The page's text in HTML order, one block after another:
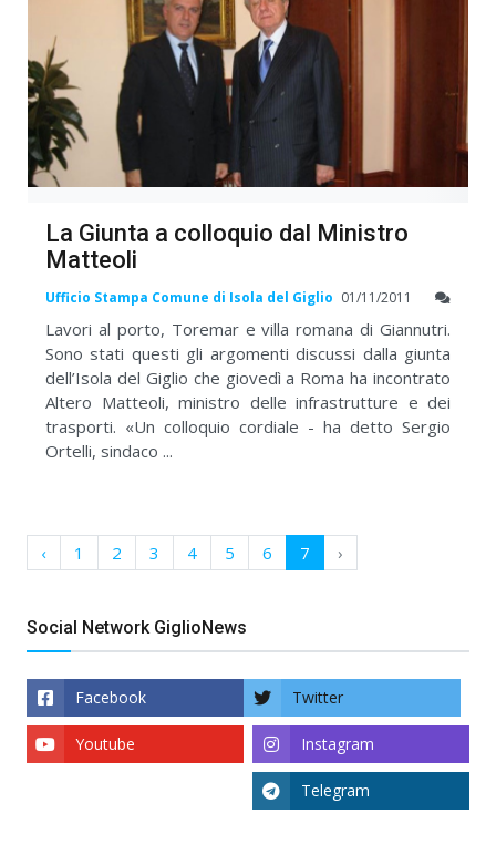
La Giunta a colloquio dal Ministro
Matteoli
Ufficio Stampa Comune di Isola del Giglio 01/11/2011
Lavori al porto, Toremar e villa romana di Giannutri.
Sono stati questi gli argomenti discussi dalla giunta
dell’Isola del Giglio che giovedì a Roma ha incontrato
Altero Matteoli, ministro delle infrastrutture e dei
trasporti. «Un colloquio cordiale - ha detto Sergio
Ortelli, sindaco ...
‹ 1 2 3 4 5 6 7 ›
Social Network GiglioNews
Facebook Twitter
Instagram
Youtube
Telegram